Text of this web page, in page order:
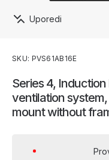
Uporedi
Series 4,
ventilation
mount without
SKU: PVS61AB16E